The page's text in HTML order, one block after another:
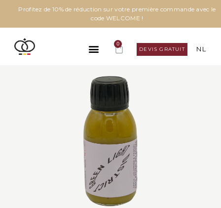
Profitez de 10% de réduction sur votre première commande avec le
code WELCOME !
0
DEVIS GRATUIT NL